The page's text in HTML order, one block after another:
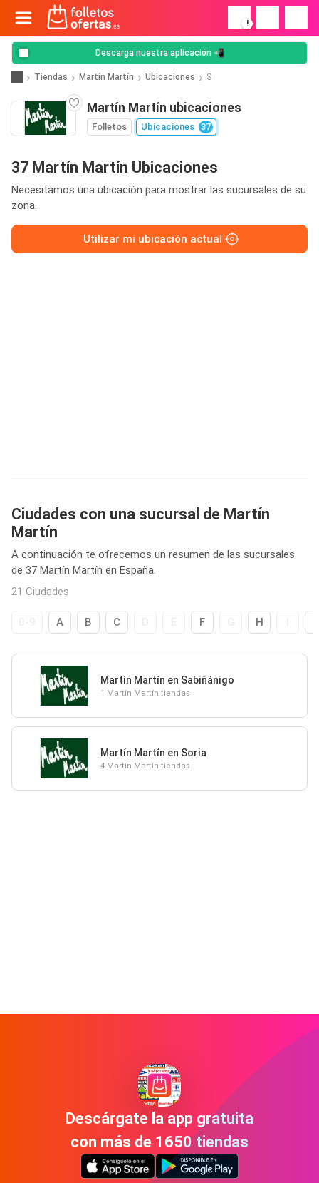
!
Descarga nuestra aplicación 📲
Tiendas Martín Martín Ubicaciones S
Martín Martín ubicaciones
Folletos Ubicaciones 37
37 Martín Martín Ubicaciones
Necesitamos una ubicación para mostrar las sucursales de su
zona.
Utilizar mi ubicación actual
Ciudades con una sucursal de Martín
Martín
A continuación te ofrecemos un resumen de las sucursales
de 37 Martín Martín en España.
21 Ciudades
A B C F H
Martín Martín en Sabiñánigo
1 Martín Martín tiendas
Martín Martín en Soria
4 Martín Martín tiendas
Descárgate la app gratuita
con más de 1650 tiendas